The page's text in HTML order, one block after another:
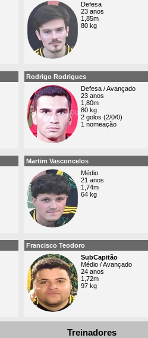
Defesa
23 anos
1,85m
80 kg
Rodrigo Rodrigues
Defesa / Avançado
23 anos
1,80m
80 kg
2 golos (2/0/0)
1 nomeação
Martim Vasconcelos
Médio
21 anos
1,74m
64 kg
Francisco Teodoro
SubCapitão
Médio / Avançado
24 anos
1,72m
97 kg
Treinadores